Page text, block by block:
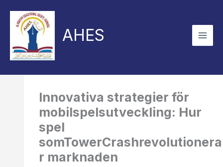
content
AHES
Innovativa strategier för
mobilspelsutveckling: Hur
spel
somTowerCrashrevolutionera
r marknaden